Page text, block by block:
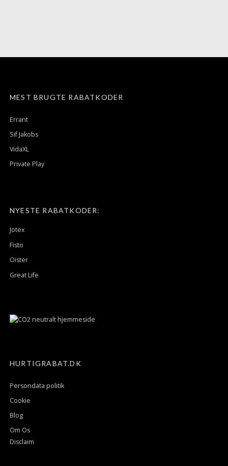
MEST BRUGTE RABATKODER
Errant
Sif Jakobs
VidaXL
Private Play
NYESTE RABATKODER:
Jotex
Fisto
Oister
Great Life
HURTIGRABAT.DK
Persondata politik
Cookie
Blog
Om Os
Disclaim